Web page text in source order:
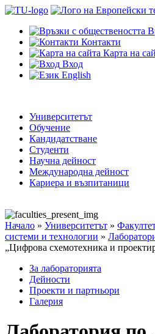
Контакти
Карта на
Вход
English
Университетът
Обучение
Кандидатстване
Студенти
Научна дейност
Международна дейност
Кариера и възпитаници
Начало » Университетът »
системи и технологии »
„Цифрова схемотехника и
За лабораторията
Дейности
Проекти и партньори
Галерия